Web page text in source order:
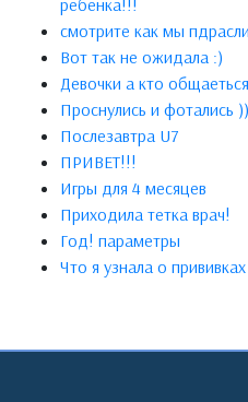
ребенка!!!
смотрите как мы
Вот так не ожидала :)
Девочки а кто
Проснулись и фотались ))
Послезавтра U7
ПРИВЕТ!!!
Игры для 4 месяцев
Приходила тетка врач!
Год! параметры
Что я узнала о прививках